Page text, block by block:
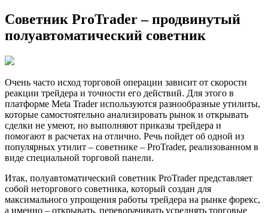
Советник ProTrader – продвинутый
полуавтоматический советник
Очень часто исход торговой операции зависит от скорости
реакции трейдера и точности его действий. Для этого в
платформе Meta Trader используются разнообразные утилиты,
которые самостоятельно анализировать рынок и открывать
сделки не умеют, но выполняют приказы трейдера и
помогают в расчетах на отлично. Речь пойдет об одной из
популярных утилит – советнике – ProTrader, реализованном в
виде специальной торговой панели.
Итак, полуавтоматический советник ProTrader представляет
собой неторгового советника, который создан для
максимального упрощения работы трейдера на рынке форекс,
а именно – открывать, переворачивать усреднять торговые